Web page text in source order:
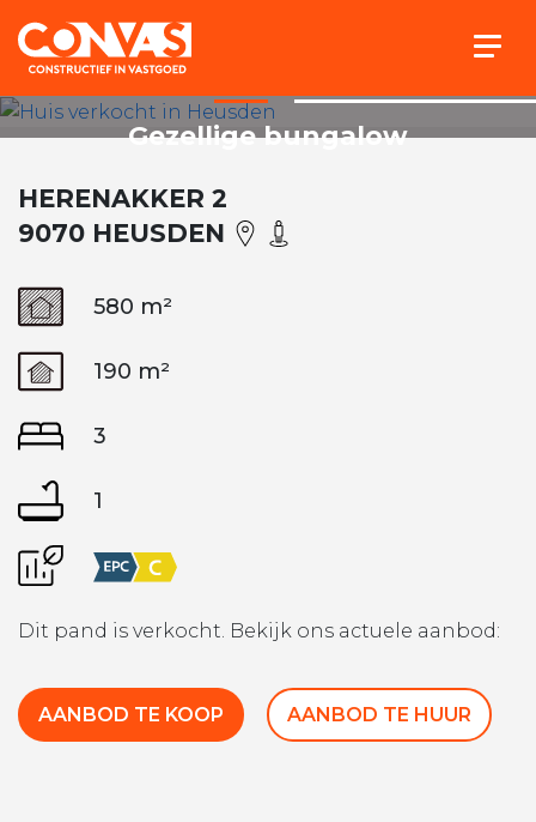
HERENAKKER 2
9070 HEUSDEN
580 m²
190 m²
3
1
Dit pand is verkocht. Bekijk ons actuele aanbod:
AANBOD TE KOOP AANBOD TE HUUR
Gezellige bungalow